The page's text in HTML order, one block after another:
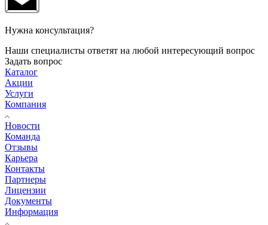
Нужна консультация?
Наши специалисты ответят на любой интересующий вопрос
Задать вопрос
Каталог
Акции
Услуги
Компания
Новости
Команда
Отзывы
Карьера
Контакты
Партнеры
Лицензии
Документы
Информация